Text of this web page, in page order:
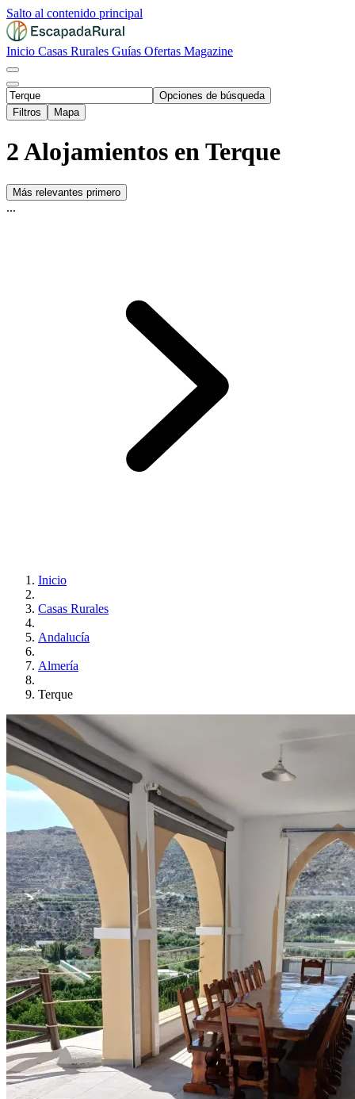
Salto al contenido principal
Inicio Casas Rurales Guías Ofertas Magazine
Opciones de búsqueda
Filtros
Mapa
2 Alojamientos en Terque
Más relevantes primero
...
Inicio
Casas Rurales
Andalucía
Almería
Terque